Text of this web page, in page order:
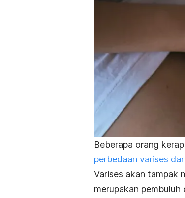
Beberapa orang
perbedaan varises
Varises akan tampak
merupakan